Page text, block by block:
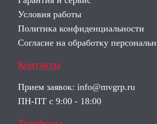
Условия работы
Политика конфиденциальности
Согласие на обработку
Контакты
Прием заявок: info@mvgrp.ru
ПН-ПТ с 9:00 - 18:00